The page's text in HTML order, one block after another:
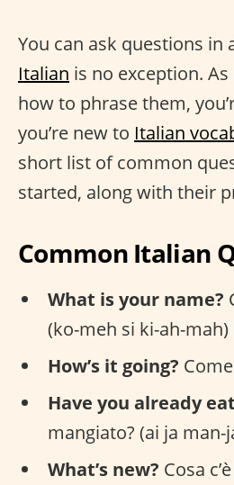
You can ask questions in
Italian is no exception.
how to phrase them,
you’re new to Italian
short list of common
started, along with their
Common Italian
What is your name?
(ko-meh si ki-ah-mah)
How’s it going?
Have you already
mangiato? (ai ja man-
What’s new? Cosa